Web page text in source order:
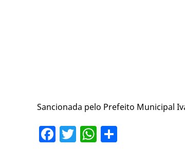
Sancionada pelo Prefeito Municipal
Facebook
TwitterWhatsApp